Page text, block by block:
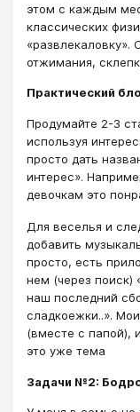
этом с каждым
классических
отжимания,
Практический
Продумайте 2-3
используя
просто дать
интерес».
девочкам это
Для веселья и
добавить
просто, есть
нем (через поиск)
наш последний
сладкоежки..».
(вместе с папой),
это уже тема
Задачи №2: